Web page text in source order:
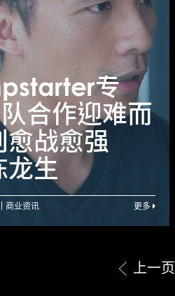
专
合作迎难而
愈战愈强
生
商业资讯
更多
上一页